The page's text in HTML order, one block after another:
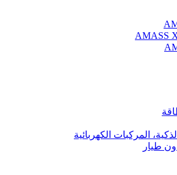
المركبات الكهربائية
طيار